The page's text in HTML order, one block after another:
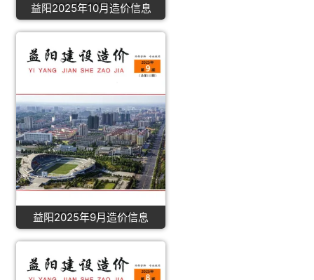
益阳2025年10月造价信息
益阳2025年9月造价信息